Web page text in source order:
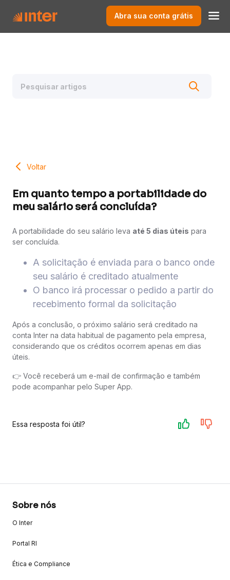
Abra sua conta grátis
Voltar
Em quanto tempo a portabilidade do
meu salário será concluída?
A portabilidade do seu salário leva até 5 dias úteis para
ser concluída.
A solicitação é enviada para o banco onde
seu salário é creditado atualmente
O banco irá processar o pedido a partir do
recebimento formal da solicitação
Após a conclusão, o próximo salário será creditado na
conta Inter na data habitual de pagamento pela empresa,
considerando que os créditos ocorrem apenas em dias
úteis.
👉 Você receberá um e-mail de confirmação e também
pode acompanhar pelo Super App.
Essa resposta foi útil?
Sobre nós
O Inter
Portal RI
Ética e Compliance